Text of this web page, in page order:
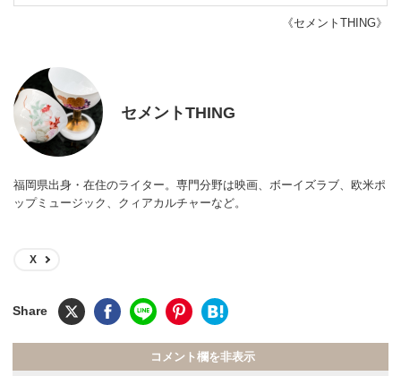
《セメントTHING》
セメントTHING
福岡県出身・在住のライター。専門分野は映画、ボーイズラブ、欧米ポ
ップミュージック、クィアカルチャーなど。
X
コメント欄を非表示